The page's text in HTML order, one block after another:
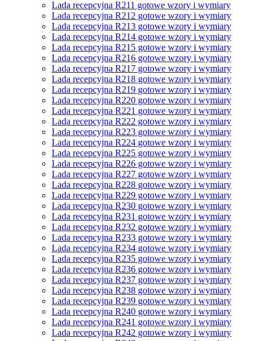
Lada recepcyjna R211 gotowe wzory i wymiary
Lada recepcyjna R212 gotowe wzory i wymiary
Lada recepcyjna R213 gotowe wzory i wymiary
Lada recepcyjna R214 gotowe wzory i wymiary
Lada recepcyjna R215 gotowe wzory i wymiary
Lada recepcyjna R216 gotowe wzory i wymiary
Lada recepcyjna R217 gotowe wzory i wymiary
Lada recepcyjna R218 gotowe wzory i wymiary
Lada recepcyjna R219 gotowe wzory i wymiary
Lada recepcyjna R220 gotowe wzory i wymiary
Lada recepcyjna R221 gotowe wzory i wymiary
Lada recepcyjna R222 gotowe wzory i wymiary
Lada recepcyjna R223 gotowe wzory i wymiary
Lada recepcyjna R224 gotowe wzory i wymiary
Lada recepcyjna R225 gotowe wzory i wymiary
Lada recepcyjna R226 gotowe wzory i wymiary
Lada recepcyjna R227 gotowe wzory i wymiary
Lada recepcyjna R228 gotowe wzory i wymiary
Lada recepcyjna R229 gotowe wzory i wymiary
Lada recepcyjna R230 gotowe wzory i wymiary
Lada recepcyjna R231 gotowe wzory i wymiary
Lada recepcyjna R232 gotowe wzory i wymiary
Lada recepcyjna R233 gotowe wzory i wymiary
Lada recepcyjna R234 gotowe wzory i wymiary
Lada recepcyjna R235 gotowe wzory i wymiary
Lada recepcyjna R236 gotowe wzory i wymiary
Lada recepcyjna R237 gotowe wzory i wymiary
Lada recepcyjna R238 gotowe wzory i wymiary
Lada recepcyjna R239 gotowe wzory i wymiary
Lada recepcyjna R240 gotowe wzory i wymiary
Lada recepcyjna R241 gotowe wzory i wymiary
Lada recepcyjna R242 gotowe wzory i wymiary